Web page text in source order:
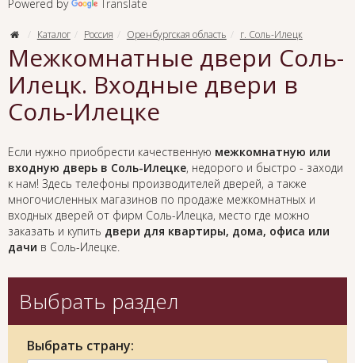
Powered by Translate
Каталог Россия Оренбургская область г. Соль-Илецк
Межкомнатные двери Соль-
Илецк. Входные двери в
Соль-Илецке
Если нужно приобрести качественную межкомнатную или
входную дверь в Соль-Илецке, недорого и быстро - заходи
к нам! Здесь телефоны производителей дверей, а также
многочисленных магазинов по продаже межкомнатных и
входных дверей от фирм Соль-Илецка, место где можно
заказать и купить двери для квартиры, дома, офиса или
дачи в Соль-Илецке.
Выбрать раздел
Выбрать страну: